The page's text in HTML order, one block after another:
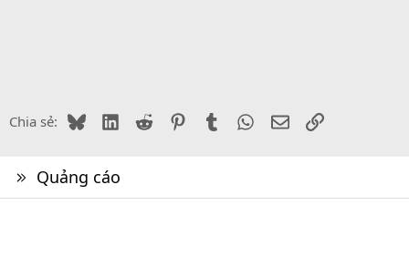
Chia sẻ: BlueskyLinkedIn
Reddit PinterestTumblr WhatsApp
EmailLink
Quảng cáo